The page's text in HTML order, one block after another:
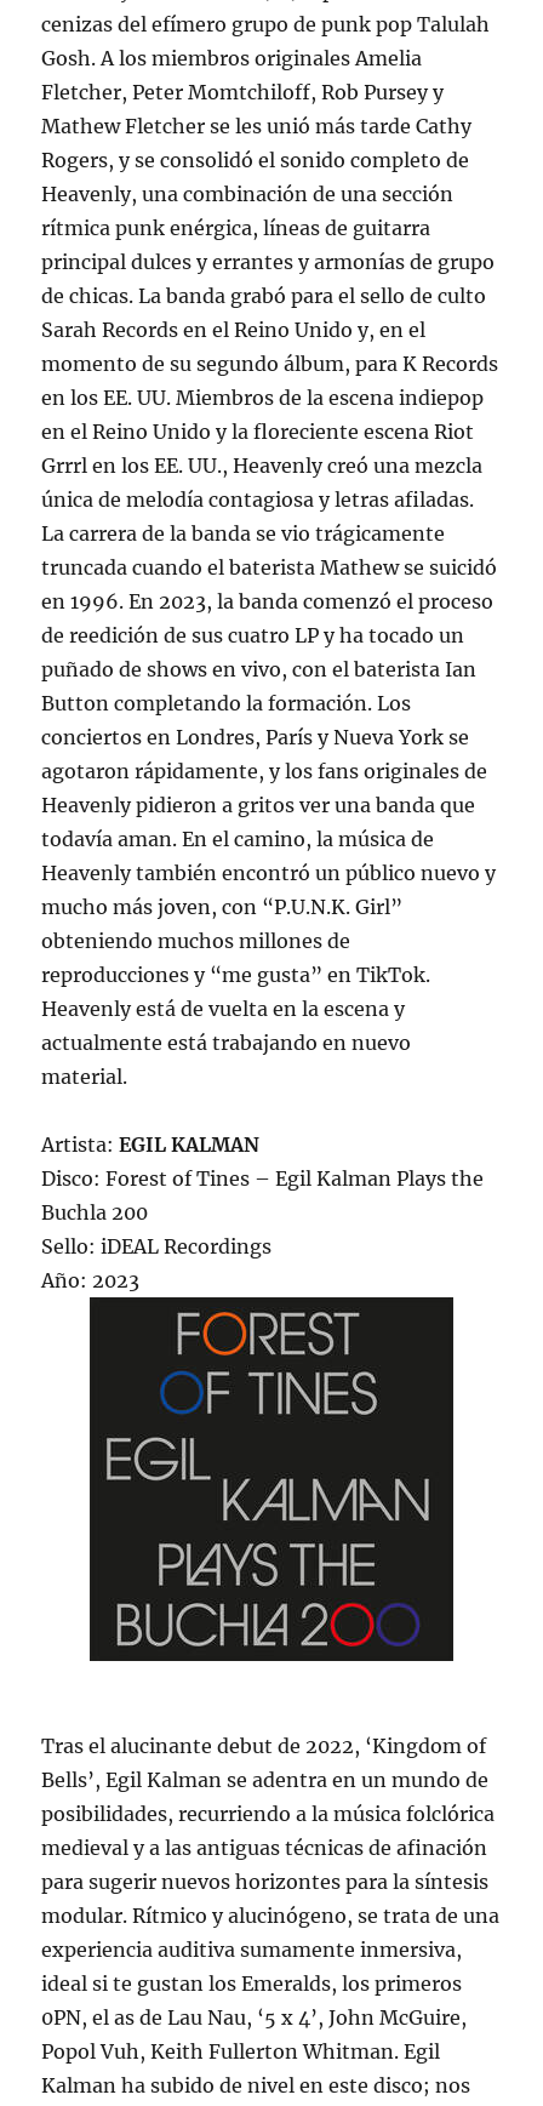
cenizas del efímero grupo de punk pop Talulah
Gosh. A los miembros originales Amelia
Fletcher, Peter Momtchiloff, Rob Pursey y
Mathew Fletcher se les unió más tarde Cathy
Rogers, y se consolidó el sonido completo de
Heavenly, una combinación de una sección
rítmica punk enérgica, líneas de guitarra
principal dulces y errantes y armonías de grupo
de chicas. La banda grabó para el sello de culto
Sarah Records en el Reino Unido y, en el
momento de su segundo álbum, para K Records
en los EE. UU. Miembros de la escena indiepop
en el Reino Unido y la floreciente escena Riot
Grrrl en los EE. UU., Heavenly creó una mezcla
única de melodía contagiosa y letras afiladas.
La carrera de la banda se vio trágicamente
truncada cuando el baterista Mathew se suicidó
en 1996. En 2023, la banda comenzó el proceso
de reedición de sus cuatro LP y ha tocado un
puñado de shows en vivo, con el baterista Ian
Button completando la formación. Los
conciertos en Londres, París y Nueva York se
agotaron rápidamente, y los fans originales de
Heavenly pidieron a gritos ver una banda que
todavía aman. En el camino, la música de
Heavenly también encontró un público nuevo y
mucho más joven, con “P.U.N.K. Girl”
obteniendo muchos millones de
reproducciones y “me gusta” en TikTok.
Heavenly está de vuelta en la escena y
actualmente está trabajando en nuevo
material.
Artista:EGIL KALMAN
Disco: Forest of Tines – Egil Kalman Plays the
Buchla 200
Sello: iDEAL Recordings
Año: 2023
Tras el alucinante debut de 2022, ‘Kingdom of
Bells’, Egil Kalman se adentra en un mundo de
posibilidades, recurriendo a la música folclórica
medieval y a las antiguas técnicas de afinación
para sugerir nuevos horizontes para la síntesis
modular. Rítmico y alucinógeno, se trata de una
experiencia auditiva sumamente inmersiva,
ideal si te gustan los Emeralds, los primeros
0PN, el as de Lau Nau, ‘5 x 4’, John McGuire,
Popol Vuh, Keith Fullerton Whitman. Egil
Kalman ha subido de nivel en este disco; nos